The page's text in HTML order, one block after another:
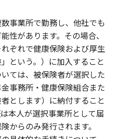
事業所で勤務し、他社でも
性があります。その場合、
ぞれで健康保険および厚生
という。）に加入すること
ては、被保険者が選択した
事務所・健康保険組合また
とします）に納付すること
本人が選択事業所として届
からのみ発行されます。